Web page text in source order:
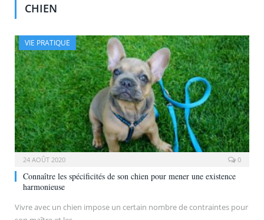
CHIEN
VIE PRATIQUE
24 AOÛT 2020 0
Connaître les spécificités de son chien pour mener une existence
harmonieuse
Vivre avec un chien impose un certain nombre de contraintes pour